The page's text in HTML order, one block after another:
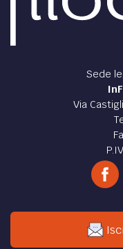
Sede
Via